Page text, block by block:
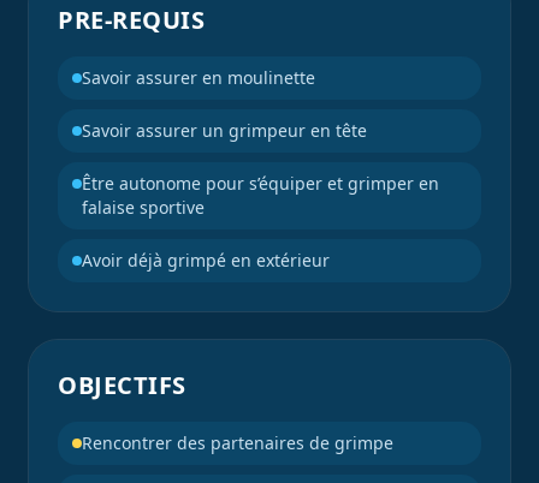
PRE-REQUIS
Savoir assurer en moulinette
Savoir assurer un grimpeur en tête
Être autonome pour s’équiper et grimper en
falaise sportive
Avoir déjà grimpé en extérieur
OBJECTIFS
Rencontrer des partenaires de grimpe